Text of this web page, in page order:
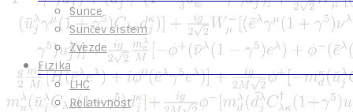
Sunce
Sunčev sistem
Zvezde
Fizika
LHC
Relativnost